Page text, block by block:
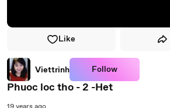
Like
Viettrinh Follow
Phuoc loc tho - 2 -Het